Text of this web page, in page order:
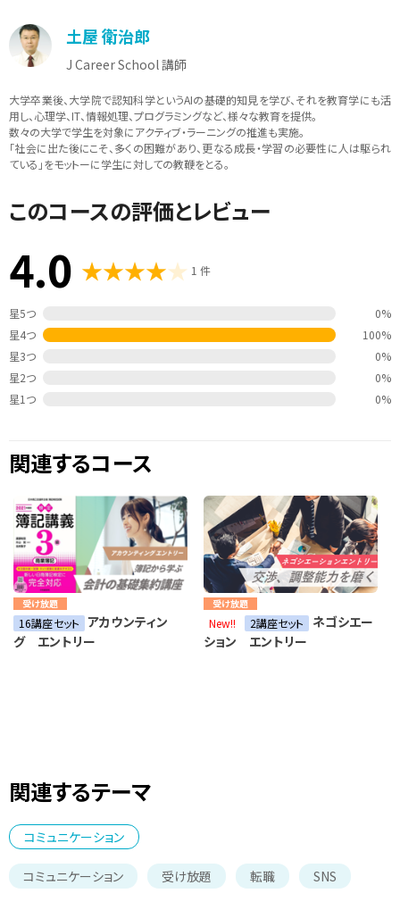
土屋 衛治郎
J Career School 講師
大学卒業後、大学院で認知科学というAIの基礎的知見を学び、それを教育学にも活
用し、心理学、IT、情報処理、プログラミングなど、様々な教育を提供。
数々の大学で学生を対象にアクティブ・ラーニングの推進も実施。
「社会に出た後にこそ、多くの困難があり、更なる成長・学習の必要性に人は駆られ
ている」をモットーに学生に対しての教鞭をとる。
このコースの評価とレビュー
4.0 1 件
星5つ
0%
星4つ
100%
星3つ
0%
星2つ
0%
星1つ
0%
関連するコース
受け放題
16講座セット アカウンティン
グ エントリー
受け放題
New!! 2講座セット
ネゴシエー
ション エントリー
関連するテーマ
コミュニケーション
コミュニケーション 受け放題 転職 SNS